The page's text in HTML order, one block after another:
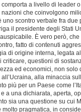
a livello di leader
che coinvolgono
scontro verbale fra due
il presidente degli Stati
È vero però,
fatto di contenuti
di origine interna, legata
questioni di
ed economici, non solo
alla minaccia
più per un Paese come
a una dichiarata, aperta,
sia una questione su cui
pragmatica, in